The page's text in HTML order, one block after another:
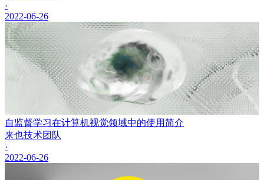
·
2022-06-26
自监督学习在计算机视觉领域中的使用简介
来也技术团队
·
2022-06-26